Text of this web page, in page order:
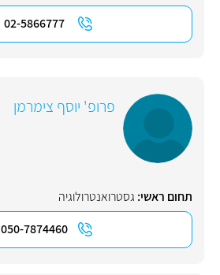
02-5866777
פרופ' יוסף צימרמן
תחום ראשי: גסטרואנטרולוגיה
050-7874460